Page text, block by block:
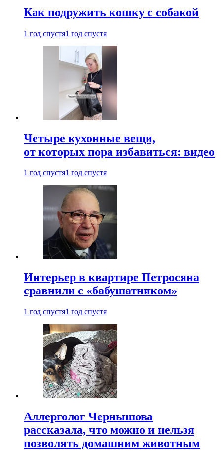
Как подружить кошку с собакой
1 год спустя1 год спустя
Четыре кухонные вещи,
от которых пора избавиться: видео
1 год спустя1 год спустя
Интерьер в квартире Петросяна
сравнили с «бабушатником»
1 год спустя1 год спустя
Аллерголог Чернышова
рассказала, что можно и нельзя
позволять домашним животным